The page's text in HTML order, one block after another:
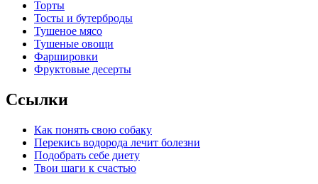
Торты
Тосты и бутерброды
Тушеное мясо
Тушеные овощи
Фаршировки
Фруктовые десерты
Ссылки
Как понять свою собаку
Перекись водорода лечит болезни
Подобрать себе диету
Твои шаги к счастью